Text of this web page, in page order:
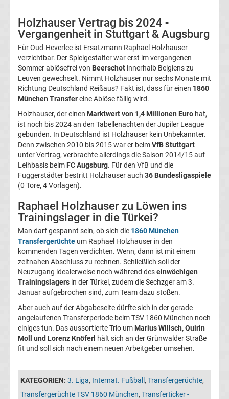
Transfergerüchte
1.
FSV
Mainz
05
Transfergerüchte
Alemannia
Aachen
Transfergerüchte
Arminia
Bielefeld
Transfergerüchte
Bayer
Transfergerüchte
Holzhauser Vertrag bis 2024 -
Vergangenheit in Stuttgart & Augsburg
Für Oud-Heverlee ist Ersatzmann Raphael Holzhauser
verzichtbar. Der Spielgestalter war erst im vergangenen
Sommer ablösefrei von Beerschot innerhalb Belgiens zu
Leuven gewechselt. Nimmt Holzhauser nur sechs Monate mit
Richtung Deutschland Reißaus? Fakt ist, dass für einen 1860
München Transfereine Ablöse fällig wird.
Holzhauser, der einen Marktwert von 1,4 Millionen Euro hat,
ist noch bis 2024 an den Tabellenachten der Jupiler League
gebunden. In Deutschland ist Holzhauser kein Unbekannter.
Denn zwischen 2010 bis 2015 war er beimVfB Stuttgart
unter Vertrag, verbrachte allerdings die Saison 2014/15 auf
Leihbasis beim FC Augsburg. Für den VfB und die
Fuggerstädter bestritt Holzhauser auch 36 Bundesligaspiele
(0 Tore, 4 Vorlagen).
Raphael Holzhauser zu Löwen ins
Trainingslager in die Türkei?
Man darf gespannt sein, ob sich die 1860 München
Transfergerüchte um Raphael Holzhauser in den
kommenden Tagen verdichten. Wenn, dann ist mit einem
zeitnahen Abschluss zu rechnen. Schließlich soll der
Neuzugang idealerweise noch während deseinwöchigen
Trainingslagers in der Türkei, zudem die Sechzger am 3.
Januar aufgebrochen sind, zum Team dazu stoßen.
Aber auch auf der Abgabeseite dürfte sich in der gerade
angelaufenen Transferperiode beim TSV 1860 München noch
einiges tun. Das aussortierte Trio um Marius Willsch, Quirin
Moll und Lorenz Knöferl hält sich an der Grünwalder Straße
fit und soll sich nach einem neuen Arbeitgeber umsehen.
KATEGORIEN: 3. Liga, Internat. Fußball, Transfergerüchte,
Transfergerüchte TSV 1860 München, Transferticker -